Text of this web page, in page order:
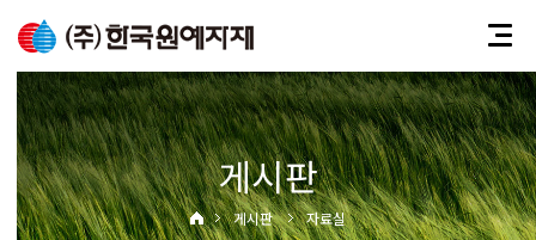
게시판
게시판 자료실